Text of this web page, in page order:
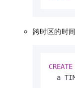
跨时区的时间
CREATE
a